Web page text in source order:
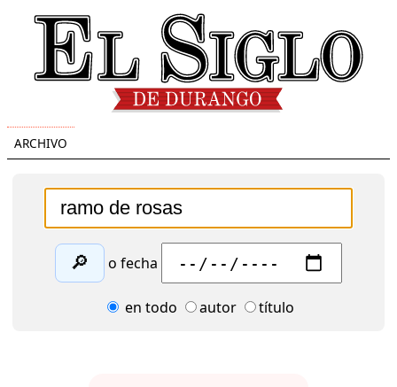
ARCHIVO
🔎 o fecha
en todo autor título